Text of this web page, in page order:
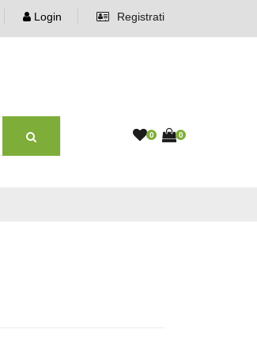
Login Registrati
0 0